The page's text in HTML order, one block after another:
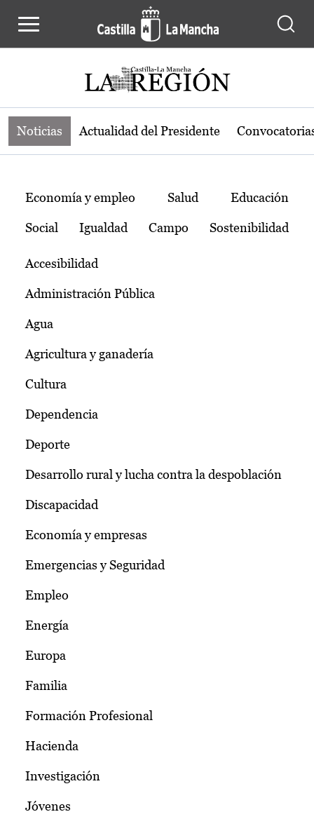
Noticias de la región de Castilla-La
Noticias Actualidad del Presidente
Temas
Economía y empleo Salud Educación
Social Igualdad Campo Sostenibilidad
Accesibilidad
Administración Pública
Agua
Agricultura y ganadería
Cultura
Dependencia
Deporte
Desarrollo rural y lucha contra la despoblación
Discapacidad
Economía y empresas
Emergencias y Seguridad
Empleo
Energía
Europa
Familia
Formación Profesional
Hacienda
Investigación
Jóvenes